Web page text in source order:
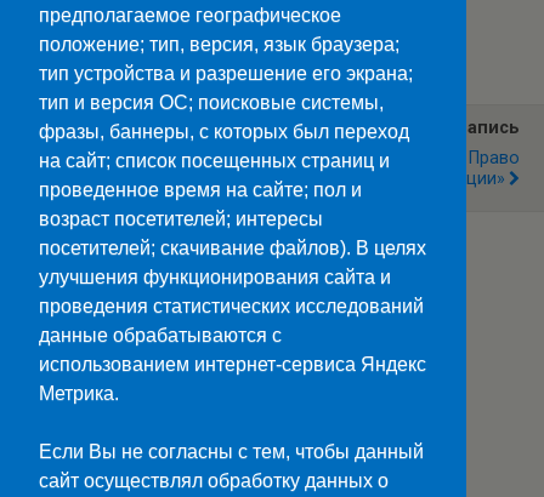
Категории:Новости
Предыдущая Запись
В Атмосфере
Следующая Запись
Круглый Стол «Моё Право
На Жизнь Без Коррупции»
Наверх
Мобильн.
Министерство науки и высшего образования>>
Госуслуги>>
предполагаемое географическое
положение; тип, версия, язык браузера;
тип устройства и разрешение его экрана;
тип и версия ОС; поисковые системы,
фразы, баннеры, с которых был переход
на сайт; список посещенных страниц и
проведенное время на сайте; пол и
возраст посетителей; интересы
посетителей; скачивание файлов). В целях
улучшения функционирования сайта и
проведения статистических исследований
данные обрабатываются с
использованием интернет-сервиса Яндекс
Метрика.
Если Вы не согласны с тем, чтобы данный
сайт осуществлял обработку данных о